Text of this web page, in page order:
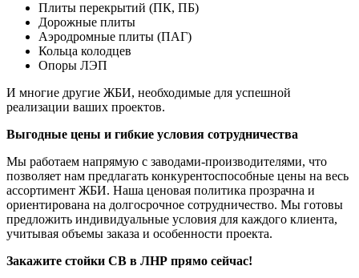
Плиты перекрытий (ПК, ПБ)
Дорожные плиты
Аэродромные плиты (ПАГ)
Кольца колодцев
Опоры ЛЭП
И многие другие ЖБИ, необходимые для успешной
реализации ваших проектов.
Выгодные цены и гибкие условия сотрудничества
Мы работаем напрямую с заводами-производителями, что
позволяет нам предлагать конкурентоспособные цены на весь
ассортимент ЖБИ. Наша ценовая политика прозрачна и
ориентирована на долгосрочное сотрудничество. Мы готовы
предложить индивидуальные условия для каждого клиента,
учитывая объемы заказа и особенности проекта.
Закажите стойки СВ в ЛНР прямо сейчас!